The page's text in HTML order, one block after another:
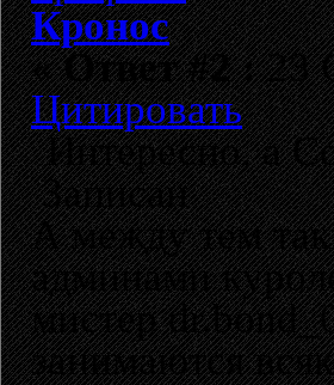
Кронос
«Ответ #2 :23
Цитировать
Интересно, а
Записан
А между тем
админами
мистер
занимаются